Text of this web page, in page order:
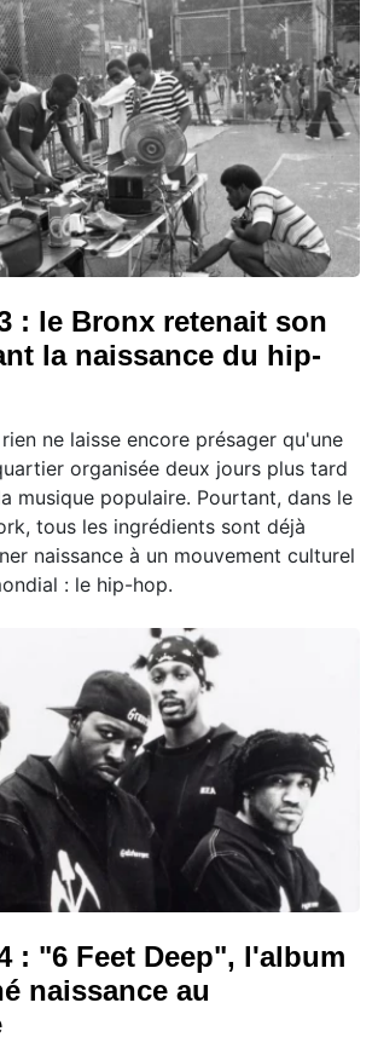
: le Bronx retenait son
la naissance du hip-
ne laisse encore présager qu'une
organisée deux jours plus tard
musique populaire. Pourtant, dans le
tous les ingrédients sont déjà
naissance à un mouvement culturel
: le hip-hop.
: "6 Feet Deep", l'album
naissance au